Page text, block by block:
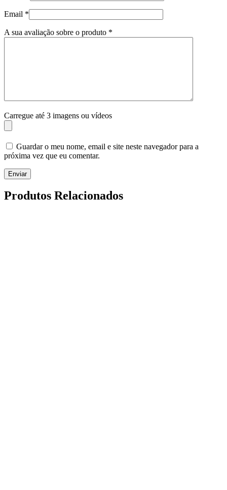
Email *
A sua avaliação sobre o produto *
Carregue até 3 imagens ou vídeos
Guardar o meu nome, email e site neste navegador para a
próxima vez que eu comentar.
Enviar
Produtos Relacionados